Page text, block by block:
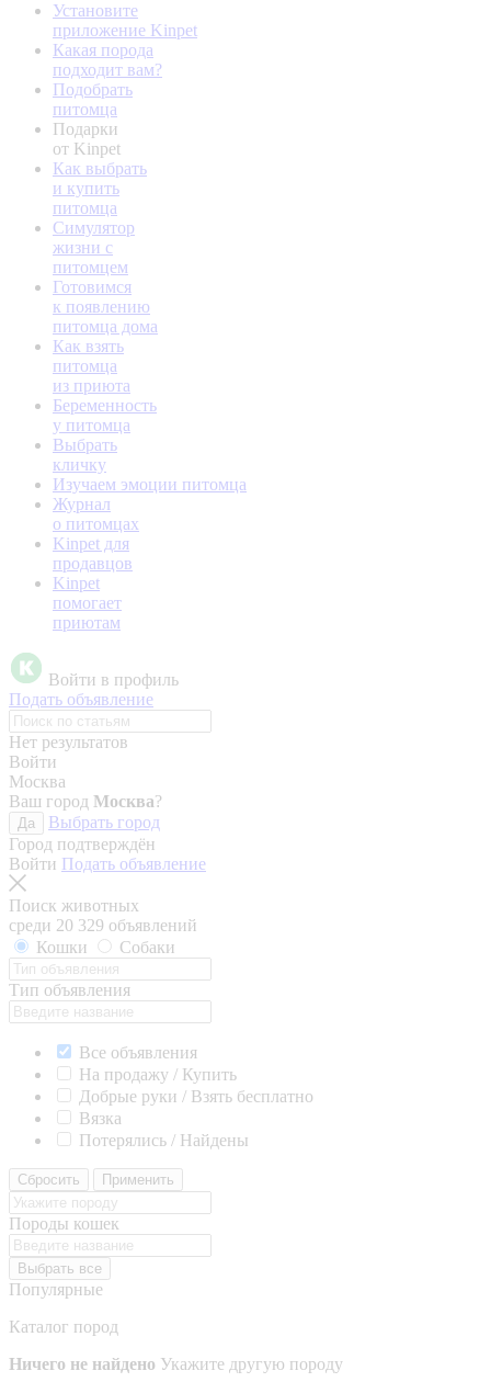
Установите
приложение Kinpet
Какая порода
подходит вам?
Подобрать
питомца
Подарки
от Kinpet
Как выбрать
и купить
питомца
Симулятор
жизни с
питомцем
Готовимся
к появлению
питомца дома
Как взять
питомца
из приюта
Беременность
у питомца
Выбрать
кличку
Изучаем эмоции питомца
Журнал
о питомцах
Kinpet для
продавцов
Kinpet
помогает
приютам
Войти в профиль
Подать объявление
Нет результатов
Войти
Москва
Ваш город Москва?
Да
Выбрать город
Город подтверждён
Войти Подать объявление
Поиск животных
среди 20 329 объявлений
Кошки
Собаки
Тип объявления
Все объявления
На продажу / Купить
Добрые руки / Взять бесплатно
Вязка
Потерялись / Найдены
Сбросить Применить
Породы кошек
Выбрать все
Популярные
Каталог пород
Ничего не найдено Укажите другую породу